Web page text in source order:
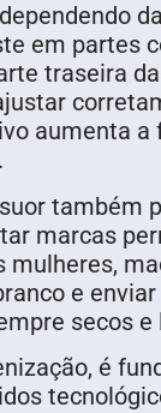
dependendo
em partes
traseira
aumenta
também
marcas
mulheres,
e
secos e
é